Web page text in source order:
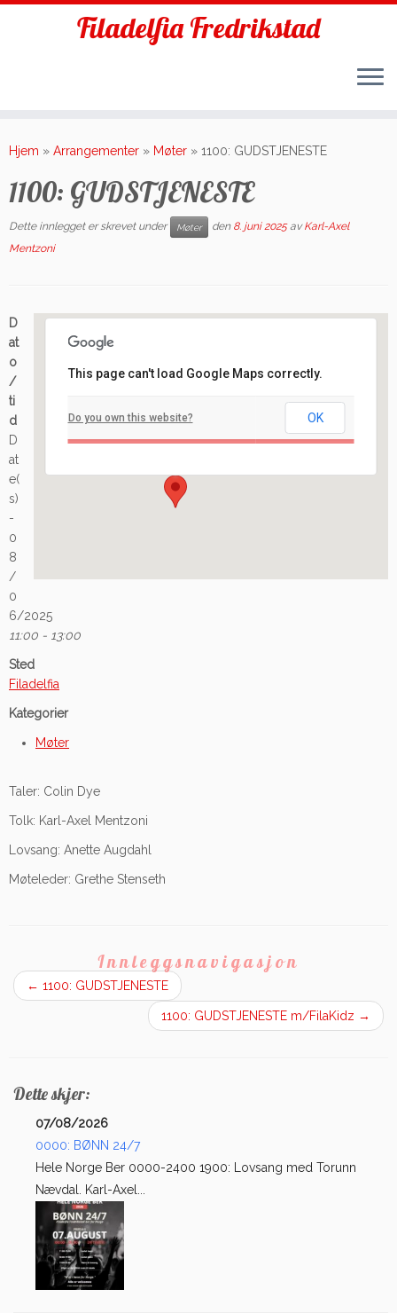
to
Filadelfia Fredrikstad
Hjem » Arrangementer » Møter » 1100: GUDSTJENESTE
1100: GUDSTJENESTE
Dette innlegget er skrevet under Møter den 8. juni 2025 avKarl-Axel
Mentzoni
Arrangement
This page can't load Google Maps correctly.
Do you own this website? OK
D
at
o
/
ti
d
D
at
e(
s)
-
0
8
/
0
6/2025
11:00 - 13:00
Sted
Filadelfia
Kategorier
Møter
Taler: Colin Dye
Tolk: Karl-Axel Mentzoni
Lovsang: Anette Augdahl
Møteleder: Grethe Stenseth
Innleggsnavigasjon
← 1100: GUDSTJENESTE
1100: GUDSTJENESTE m/FilaKidz →
Dette skjer:
07/08/2026
0000: BØNN 24/7
Hele Norge Ber 0000-2400 1900: Lovsang med Torunn
Nævdal. Karl-Axel...